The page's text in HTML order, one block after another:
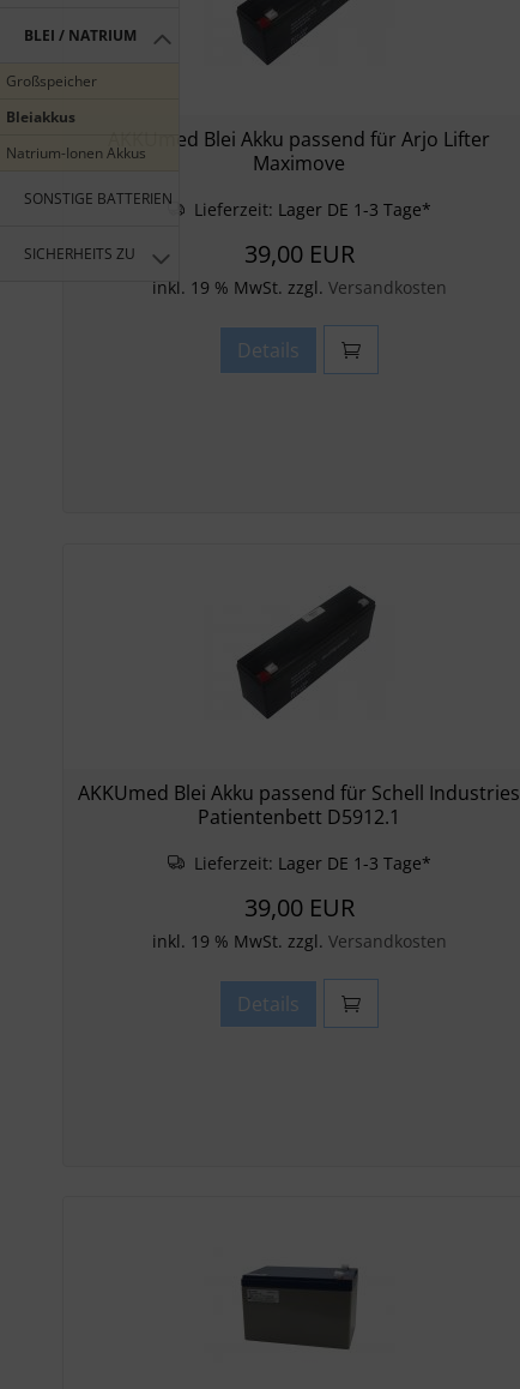
BLEI / NATRIUM-IONEN AKKUS / GROSSSPEICHER
Großspeicher
Bleiakkus
Natrium-Ionen Akkus
SONSTIGE BATTERIEN
SICHERHEITS ZUBEHÖR
AKKUmed Blei Akku passend für Arjo Lifter
Maximove
Lieferzeit: Lager DE 1-3 Tage*
39,00 EUR
inkl. 19 % MwSt. zzgl. Versandkosten
Details
AKKUmed Blei Akku passend für Schell Industries
Patientenbett D5912.1
Lieferzeit: Lager DE 1-3 Tage*
39,00 EUR
inkl. 19 % MwSt. zzgl. Versandkosten
Details